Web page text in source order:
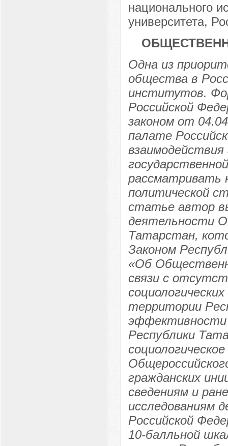
национального
университета,
Одна из
общества в
институтов.
Российской
законом от
палате
рассматривать
политической
статье автор
деятельности
Татарстан,
Законом
«Об
связи с
территории
Республики
гражданских
сведениям и
исследованиям
Российской
10-балльной